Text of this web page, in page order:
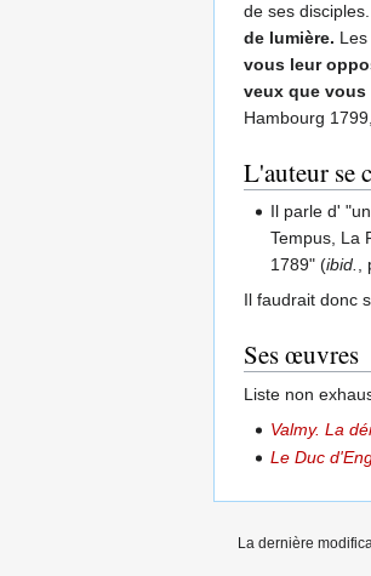
de ses
de lumière.
vous leur
veux que vous
Hambourg
L'auteur se
Il parle d'
Tempus, La
1789" (ibid.
Il faudrait donc
Ses œuvres
Liste non
Valmy. La
Le Duc
La dernière